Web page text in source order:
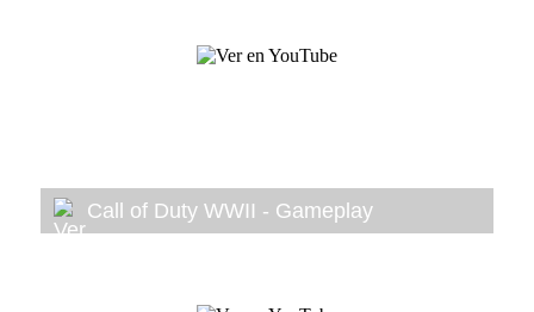
Call of Duty WWII - Gameplay